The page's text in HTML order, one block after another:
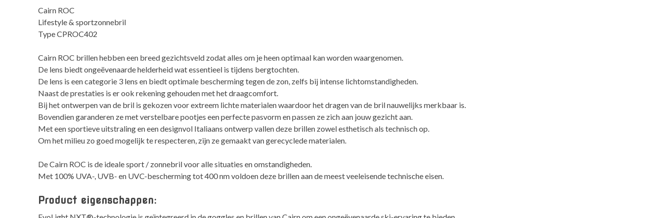
Cairn ROC
Lifestyle & sportzonnebril
Type CPROC402
Cairn ROC brillen hebben een breed gezichtsveld zodat alles om je heen optimaal kan worden waargenomen.
De lens biedt ongeëvenaarde helderheid wat essentieel is tijdens bergtochten.
De lens is een categorie 3 lens en biedt optimale bescherming tegen de zon, zelfs bij intense lichtomstandigheden.
Naast de prestaties is er ook rekening gehouden met het draagcomfort.
Bij het ontwerpen van de bril is gekozen voor extreem lichte materialen waardoor het dragen van de bril nauwelijks merkbaar is.
Bovendien garanderen ze met verstelbare pootjes een perfecte pasvorm en passen ze zich aan jouw gezicht aan.
Met een sportieve uitstraling en een designvol Italiaans ontwerp vallen deze brillen zowel esthetisch als technisch op.
Om het milieu zo goed mogelijk te respecteren, zijn ze gemaakt van gerecyclede materialen.
De Cairn ROC is de ideale sport / zonnebril voor alle situaties en omstandigheden.
Met 100% UVA-, UVB- en UVC-bescherming tot 400 nm voldoen deze brillen aan de meest veeleisende technische eisen.
Product eigenschappen: